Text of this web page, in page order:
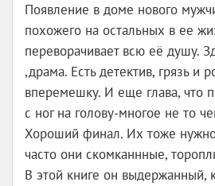
Появление в доме нового
похожего на остальных в ее
переворачивает всю её душу.
,драма. Есть детектив, грязь и
вперемешку. И еще глава, что
с ног на голову-многое не то
Хороший финал. Их тоже нужно
часто они скомканнные,
В этой книге он выдержанный,